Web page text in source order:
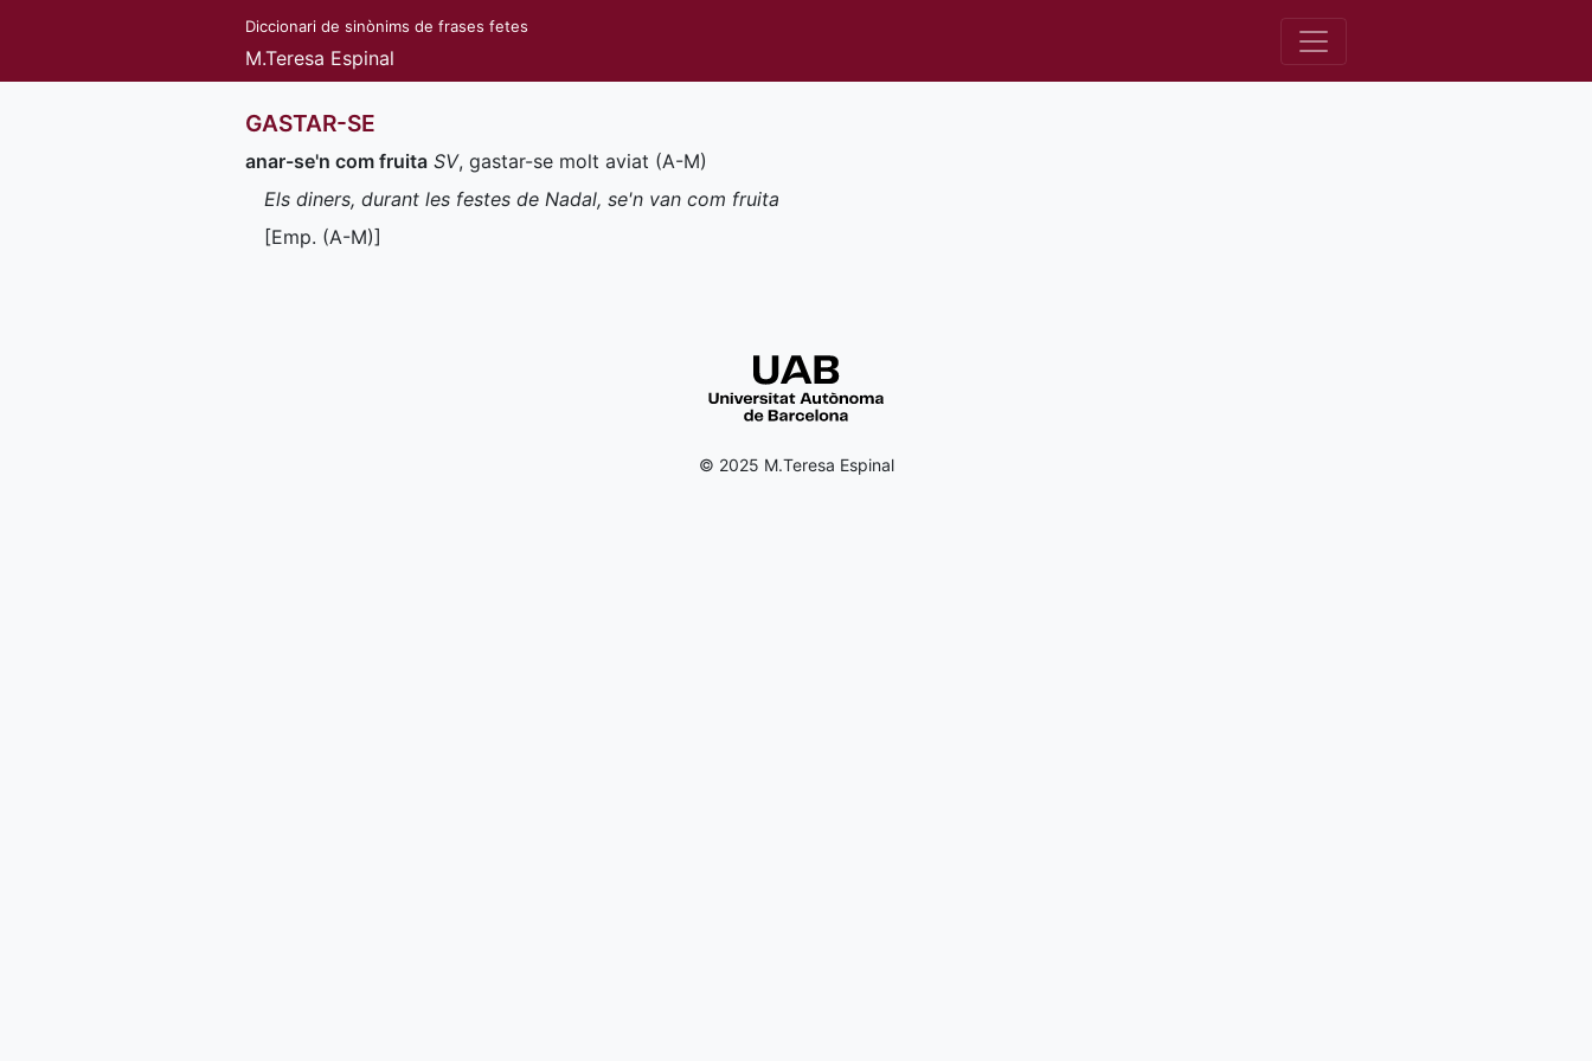
Diccionari de sinònims de frases fetes
M.Teresa Espinal
GASTAR-SE
anar-se'n com fruita SV, gastar-se molt aviat (A-M)
Els diners, durant les festes de Nadal, se'n van com fruita
[Emp. (A-M)]
© 2025 M.Teresa Espinal